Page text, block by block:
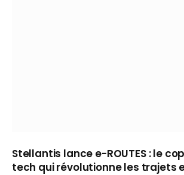
Stellantis lance e-ROUTES : le
tech qui révolutionne les trajets